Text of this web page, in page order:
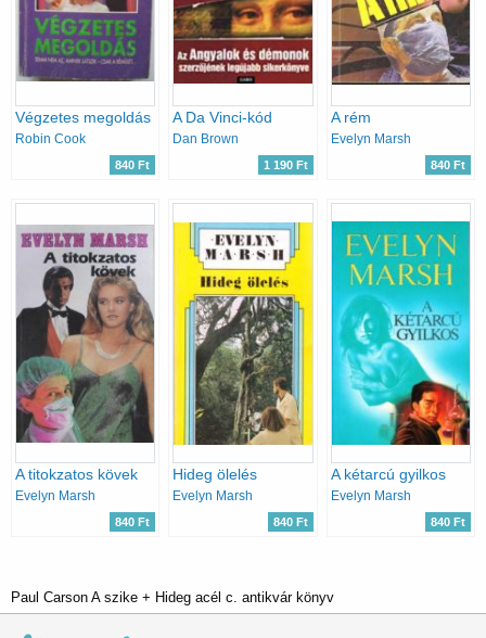
Végzetes megoldás
Robin Cook
840 Ft
A Da Vinci-kód
Dan Brown
1 190 Ft
A rém
Evelyn Marsh
840 Ft
A titokzatos kövek
Evelyn Marsh
840 Ft
Hideg ölelés
Evelyn Marsh
840 Ft
A kétarcú gyilkos
Evelyn Marsh
840 Ft
Paul Carson A szike + Hideg acél c. antikvár könyv